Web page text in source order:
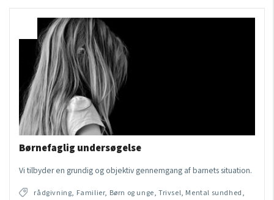
Børnefaglig undersøgelse
Vi tilbyder en grundig og objektiv gennemgang af barnets situation.
rådgivning, Familier, Børn og unge, Trivsel, Mental sundhed,